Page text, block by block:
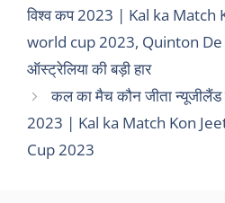
विश्व कप 2023 | Kal ka Match
world cup 2023, Quinton
ऑस्ट्रेलिया की बड़ी हार
कल का मैच कौन जीता न्यूजीलैंड
2023 | Kal ka Match Kon
Cup 2023